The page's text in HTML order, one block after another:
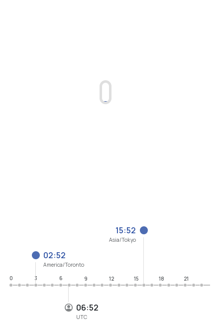
06:52
UTC
02:52
America/Toronto
15:52
Asia/Tokyo
0 3 6 9 12 15 18 21